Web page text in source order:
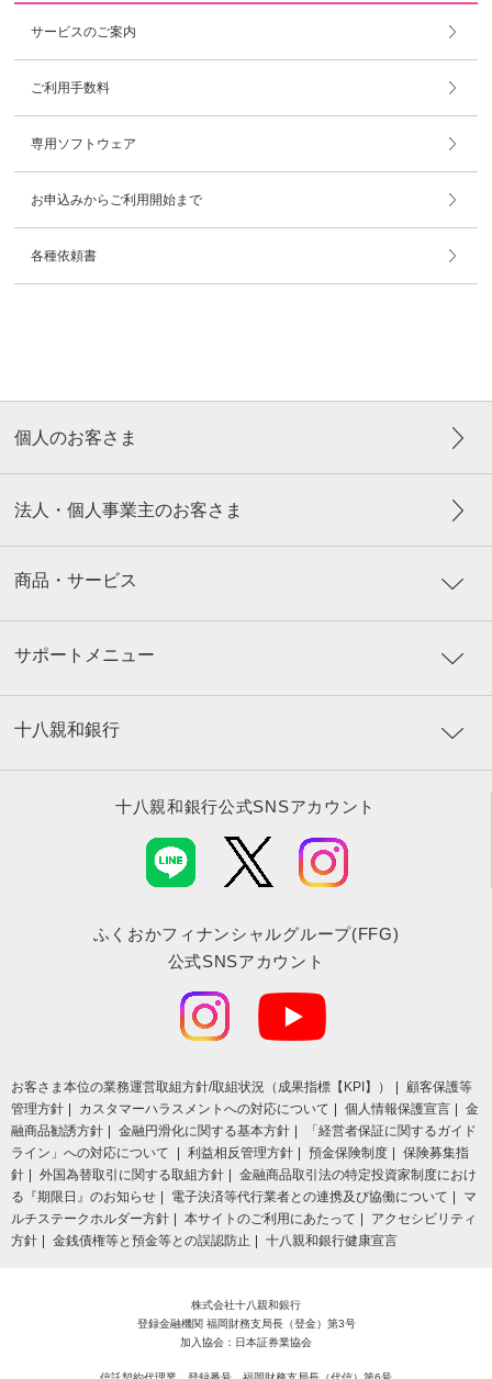
サービスのご案内
ご利用手数料
専用ソフトウェア
お申込みからご利用開始まで
各種依頼書
個人のお客さま
法人・個人事業主のお客さま
商品・サービス
サポートメニュー
十八親和銀行
十八親和銀行公式SNSアカウント
ふくおかフィナンシャルグループ(FFG)
公式SNSアカウント
お客さま本位の業務運営取組⽅針/取組状況（成果指標【KPI】）
顧客保護等
管理方針
カスタマーハラスメントへの対応について 個人情報保護宣言
金
融商品勧誘方針
金融円滑化に関する基本方針
「経営者保証に関するガイド
ライン」への対応について
利益相反管理方針 預金保険制度
保険募集指
針
外国為替取引に関する取組方針
金融商品取引法の特定投資家制度におけ
る『期限日』のお知らせ
電子決済等代行業者との連携及び協働について
マ
ルチステークホルダー方針
本サイトのご利用にあたって
アクセシビリティ
方針
金銭債権等と預金等との誤認防止 十八親和銀行健康宣言
株式会社十八親和銀行
登録金融機関 福岡財務支局長（登金）第3号
加入協会：日本証券業協会